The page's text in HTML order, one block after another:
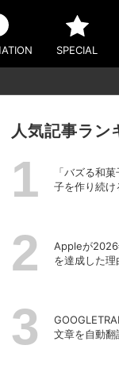
SPECIAL
人気記事ラン
「バズる和
子を作り続け
Appleが2026
を達成した理
文章を自動翻